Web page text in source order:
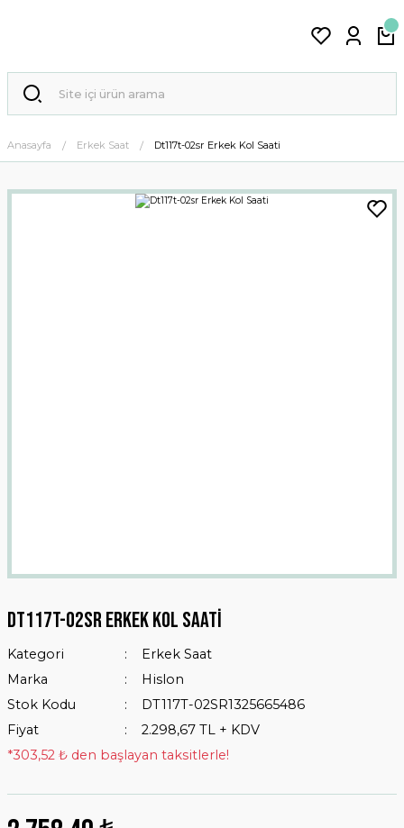
Anasayfa Erkek Saat Dt117t-02sr Erkek Kol Saati
Dt117t-02sr Erkek Kol Saati
Kategori
Erkek Saat
Marka
Hislon
Stok Kodu
DT117T-02SR1325665486
Fiyat
2.298,67 TL + KDV
*303,52 ₺ den başlayan taksitlerle!